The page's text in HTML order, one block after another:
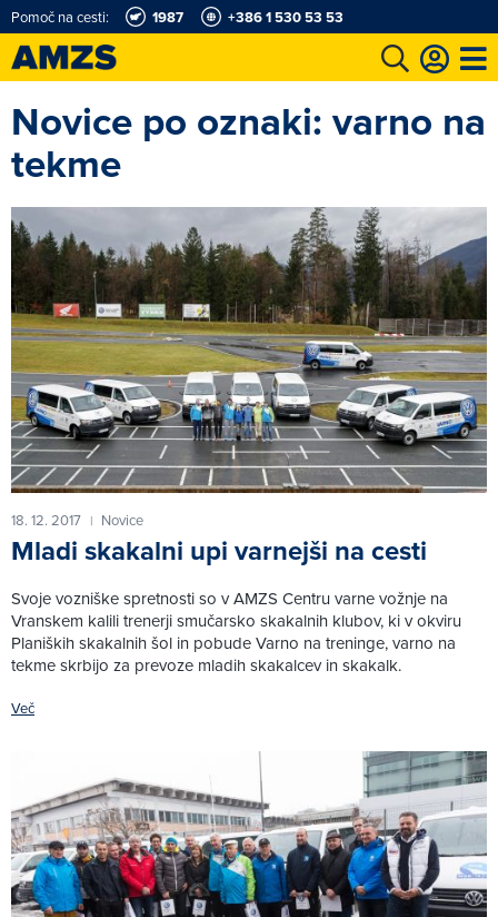
Pomoč na cesti: 1987 +386 1 530 53 53
Karting in motošportni center Najboljši za volanom
Novice po oznaki: varno na
tekme
18. 12. 2017 | Novice
Mladi skakalni upi varnejši na cesti
Svoje vozniške spretnosti so v AMZS Centru varne vožnje na
Vranskem kalili trenerji smučarsko skakalnih klubov, ki v okviru
Planiških skakalnih šol in pobude Varno na treninge, varno na
tekme skrbijo za prevoze mladih skakalcev in skakalk.
Več